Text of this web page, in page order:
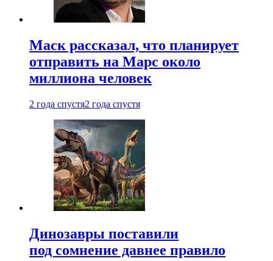
Маск рассказал, что планирует
отправить на Марс около
миллиона человек
2 года спустя2 года спустя
Динозавры поставили
под сомнение давнее правило